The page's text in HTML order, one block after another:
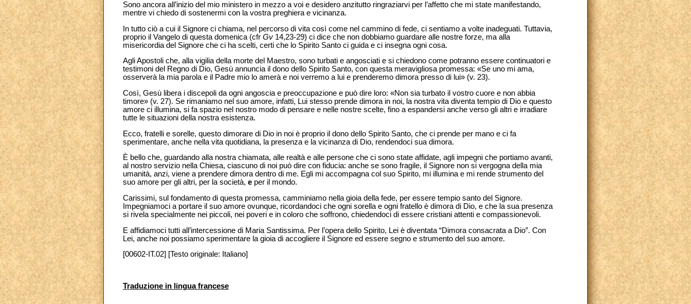
Sono ancora all’inizio del mio ministero in mezzo a voi e desidero anzitutto ringraziarvi per l’affetto che mi state manifestando,
mentre vi chiedo di sostenermi con la vostra preghiera e vicinanza.
In tutto ciò a cui il Signore ci chiama, nel percorso di vita così come nel cammino di fede, ci sentiamo a volte inadeguati. Tuttavia,
proprio il Vangelo di questa domenica (cfr Gv 14,23-29) ci dice che non dobbiamo guardare alle nostre forze, ma alla
misericordia del Signore che ci ha scelti, certi che lo Spirito Santo ci guida e ci insegna ogni cosa.
Agli Apostoli che, alla vigilia della morte del Maestro, sono turbati e angosciati e si chiedono come potranno essere continuatori e
testimoni del Regno di Dio, Gesù annuncia il dono dello Spirito Santo, con questa meravigliosa promessa: «Se uno mi ama,
osserverà la mia parola e il Padre mio lo amerà e noi verremo a lui e prenderemo dimora presso di lui» (v. 23).
Così, Gesù libera i discepoli da ogni angoscia e preoccupazione e può dire loro: «Non sia turbato il vostro cuore e non abbia
timore» (v. 27). Se rimaniamo nel suo amore, infatti, Lui stesso prende dimora in noi, la nostra vita diventa tempio di Dio e questo
amore ci illumina, si fa spazio nel nostro modo di pensare e nelle nostre scelte, fino a espandersi anche verso gli altri e irradiare
tutte le situazioni della nostra esistenza.
Ecco, fratelli e sorelle, questo dimorare di Dio in noi è proprio il dono dello Spirito Santo, che ci prende per mano e ci fa
sperimentare, anche nella vita quotidiana, la presenza e la vicinanza di Dio, rendendoci sua dimora.
È bello che, guardando alla nostra chiamata, alle realtà e alle persone che ci sono state affidate, agli impegni che portiamo avanti,
al nostro servizio nella Chiesa, ciascuno di noi può dire con fiducia: anche se sono fragile, il Signore non si vergogna della mia
umanità, anzi, viene a prendere dimora dentro di me. Egli mi accompagna col suo Spirito, mi illumina e mi rende strumento del
suo amore per gli altri, per la società, e per il mondo.
Carissimi, sul fondamento di questa promessa, camminiamo nella gioia della fede, per essere tempio santo del Signore.
Impegniamoci a portare il suo amore ovunque, ricordandoci che ogni sorella e ogni fratello è dimora di Dio, e che la sua presenza
si rivela specialmente nei piccoli, nei poveri e in coloro che soffrono, chiedendoci di essere cristiani attenti e compassionevoli.
E affidiamoci tutti all’intercessione di Maria Santissima. Per l’opera dello Spirito, Lei è diventata “Dimora consacrata a Dio”. Con
Lei, anche noi possiamo sperimentare la gioia di accogliere il Signore ed essere segno e strumento del suo amore.
[00602-IT.02] [Testo originale: Italiano]
Traduzione in lingua francese